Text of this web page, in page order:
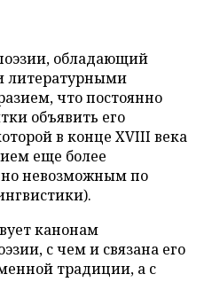
обладающий
литературными
что постоянно
объявить его
в конце XVIII века
еще более
невозможным по
канонам
с чем и связана его
традиции, а с